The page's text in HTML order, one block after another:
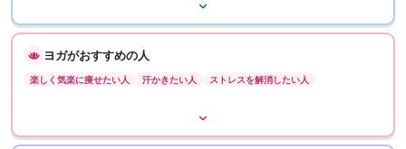
ヨガがおすすめの人
楽しく気楽に痩せたい人 汗かきたい人 ストレスを解消したい人